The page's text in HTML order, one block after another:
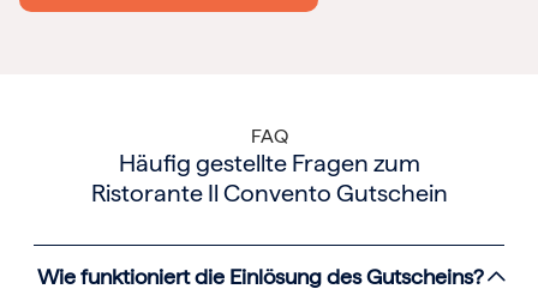
FAQ
Häufig gestellte Fragen zum
Ristorante Il Convento Gutschein
Wie funktioniert die Einlösung des Gutscheins?